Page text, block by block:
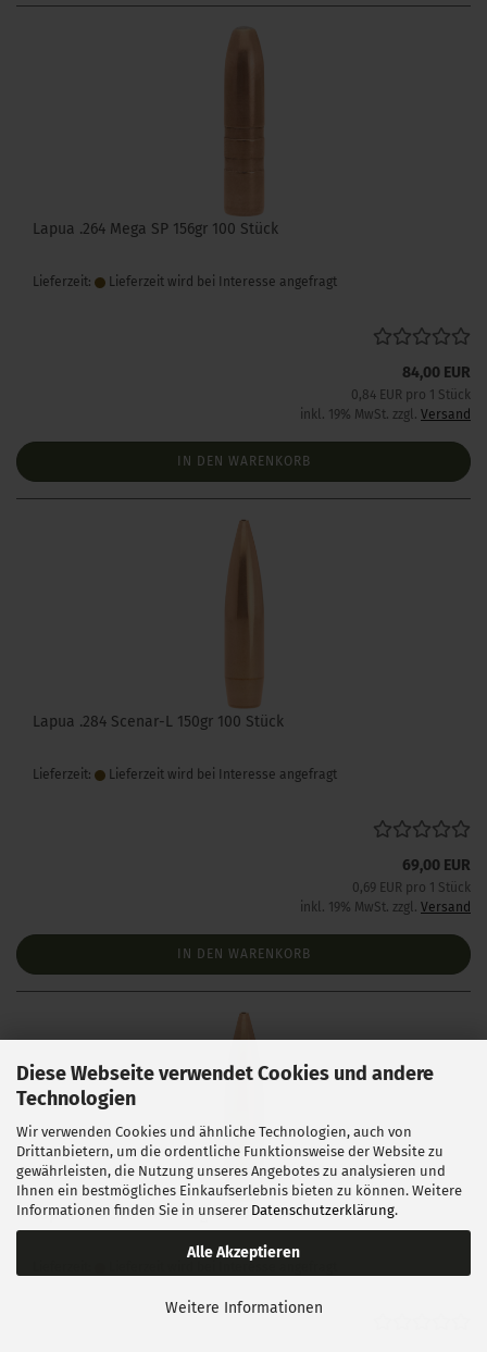
Diese Webseite verwendet Cookies und andere
Technologien
Wir verwenden Cookies und ähnliche Technologien, auch von
Drittanbietern, um die ordentliche Funktionsweise der Website zu
gewährleisten, die Nutzung unseres Angebotes zu analysieren und
Ihnen ein bestmögliches Einkaufserlebnis bieten zu können. Weitere
Informationen finden Sie in unserer Datenschutzerklärung.
Alle Akzeptieren
Weitere Informationen
Lapua .264 Mega SP 156gr 100 Stück
Lieferzeit: Lieferzeit wird bei Interesse angefragt
84,00 EUR
0,84 EUR pro 1 Stück
inkl. 19% MwSt. zzgl. Versand
IN DEN WARENKORB
Lapua .284 Scenar-L 150gr 100 Stück
Lieferzeit: Lieferzeit wird bei Interesse angefragt
69,00 EUR
0,69 EUR pro 1 Stück
inkl. 19% MwSt. zzgl. Versand
IN DEN WARENKORB
Lapua .284 Scenar-L 150gr 1000 Stück